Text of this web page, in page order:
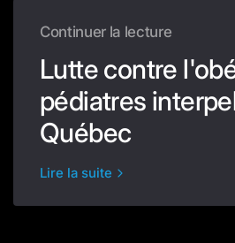
Continuer la lecture
Lutte contre
pédiatres
Québec
Lire la suite